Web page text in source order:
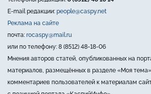
E-mail редакции: people@caspy.net
Реклама на сайте
почта: rocaspy@mail.ru
или по телефону: 8 (8512) 48-18-06
Мнения авторов статей, опубликованных на
материалов, размещённых в разделе «Моя
комментариев пользователей к материалам